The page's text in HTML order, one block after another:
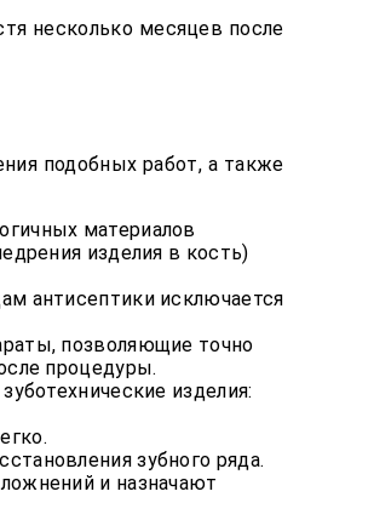
несколько месяцев после
подобных работ, а также
материалов
изделия в кость)
антисептики исключается
позволяющие точно
процедуры.
изделия:
зубного ряда.
и назначают